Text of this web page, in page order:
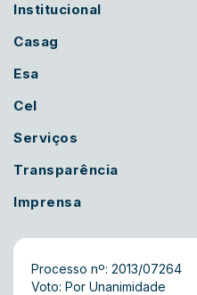
Institucional
Casag
Esa
Cel
Serviços
Transparência
Imprensa
Processo nº: 2013/07264
Voto: Por Unanimidade